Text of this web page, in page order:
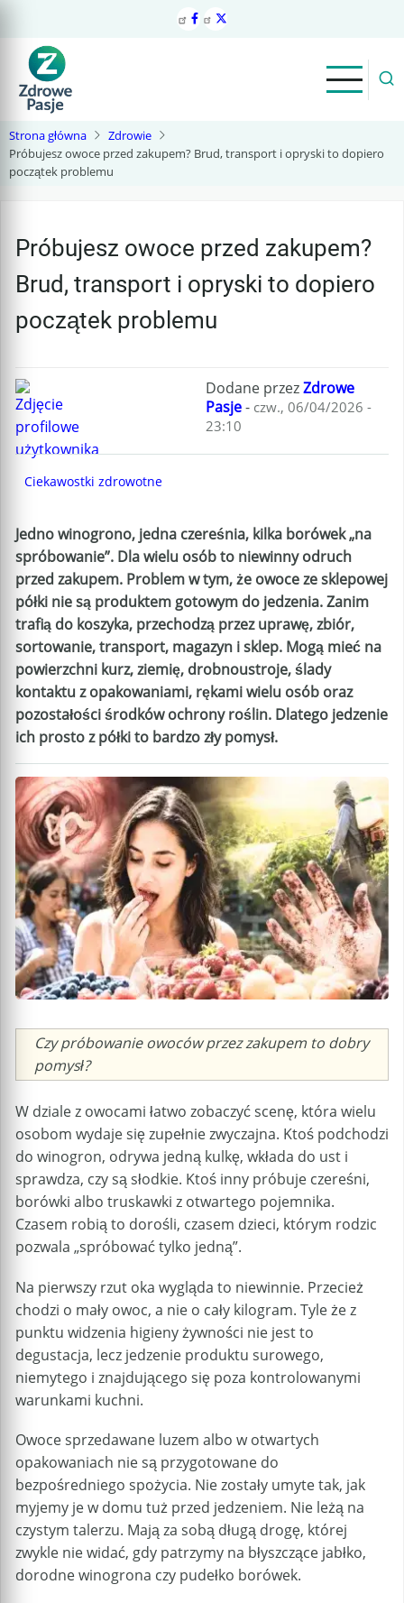
treści
Strona główna
Zdrowie
Próbujesz owoce przed zakupem? Brud, transport i opryski to dopiero
początek problemu
Próbujesz owoce przed zakupem?
Brud, transport i opryski to dopiero
początek problemu
Dodane przezZdrowe
Pasje- czw., 06/04/2026 -
23:10
Ciekawostki zdrowotne
Jedno winogrono, jedna czereśnia, kilka borówek „na
spróbowanie”. Dla wielu osób to niewinny odruch
przed zakupem. Problem w tym, że owoce ze sklepowej
półki nie są produktem gotowym do jedzenia. Zanim
trafią do koszyka, przechodzą przez uprawę, zbiór,
sortowanie, transport, magazyn i sklep. Mogą mieć na
powierzchni kurz, ziemię, drobnoustroje, ślady
kontaktu z opakowaniami, rękami wielu osób oraz
pozostałości środków ochrony roślin. Dlatego jedzenie
ich prosto z półki to bardzo zły pomysł.
Caption
Czy próbowanie owoców przez zakupem to dobry
pomysł?
W dziale z owocami łatwo zobaczyć scenę, która wielu
osobom wydaje się zupełnie zwyczajna. Ktoś podchodzi
do winogron, odrywa jedną kulkę, wkłada do ust i
sprawdza, czy są słodkie. Ktoś inny próbuje czereśni,
borówki albo truskawki z otwartego pojemnika.
Czasem robią to dorośli, czasem dzieci, którym rodzic
pozwala „spróbować tylko jedną”.
Na pierwszy rzut oka wygląda to niewinnie. Przecież
chodzi o mały owoc, a nie o cały kilogram. Tyle że z
punktu widzenia higieny żywności nie jest to
degustacja, lecz jedzenie produktu surowego,
niemytego i znajdującego się poza kontrolowanymi
warunkami kuchni.
Owoce sprzedawane luzem albo w otwartych
opakowaniach nie są przygotowane do
bezpośredniego spożycia. Nie zostały umyte tak, jak
myjemy je w domu tuż przed jedzeniem. Nie leżą na
czystym talerzu. Mają za sobą długą drogę, której
zwykle nie widać, gdy patrzymy na błyszczące jabłko,
dorodne winogrona czy pudełko borówek.